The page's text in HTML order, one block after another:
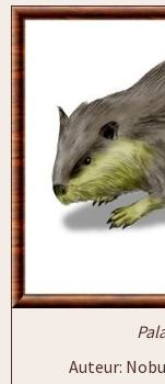
Auteur: